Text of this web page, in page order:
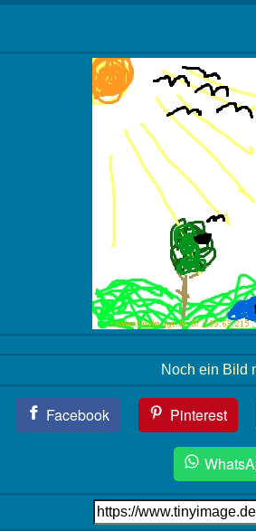
Noch ein Bild
Facebook Pinterest